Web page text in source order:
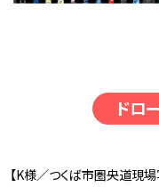
ドロ
【K様／つくば市圏央道現場